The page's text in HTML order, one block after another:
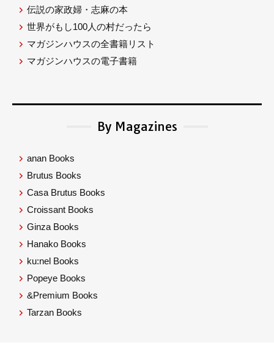
伝説の家政婦・志麻の本
世界がもし100人の村だったら
マガジンハウスの全書籍リスト
マガジンハウスの電子書籍
By Magazines
anan Books
Brutus Books
Casa Brutus Books
Croissant Books
Ginza Books
Hanako Books
ku:nel Books
Popeye Books
&Premium Books
Tarzan Books